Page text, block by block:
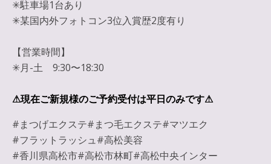
✳︎駐車場1台あり
✳︎某国内外フォトコン3位入賞歴2度有り
【営業時間】
✳︎月-土 9:30〜18:30
⚠︎現在ご新規様のご予約受付は平日のみです⚠︎
#まつげエクステ#まつ毛エクステ#マツエク
#フラットラッシュ#高松美容
#香川県高松市#高松市林町#高松中央インター